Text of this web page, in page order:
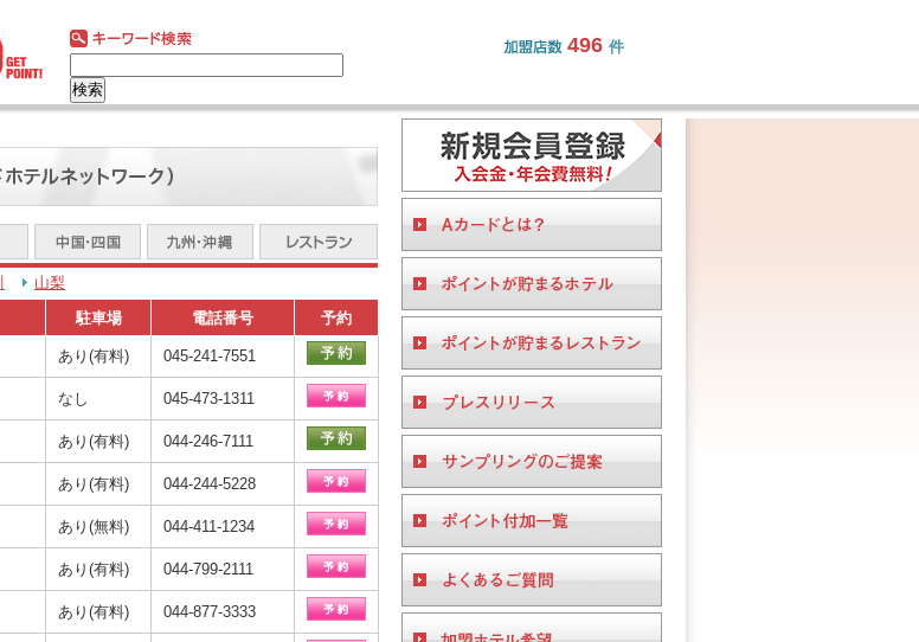
496 件
山梨
駐車場 電話番号 予約
あり(有料) 045-241-7551
なし 045-473-1311
あり(有料) 044-246-7111
あり(有料) 044-244-5228
あり(無料) 044-411-1234
あり(有料) 044-799-2111
あり(有料) 044-877-3333